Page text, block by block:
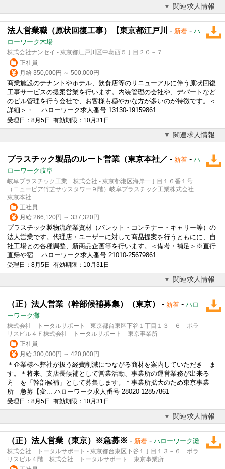
関連求人情報
法人営業職（原状回復工事）【東京都江戸川 - 新着 - ハ
ローワーク木場
株式会社ナンセイ - 東京都江戸川区中葛西５丁目２０－７
正社員
月給 350,000円 ～ 500,000円
商業施設のテナントやホテル、飲食店等のリニューアルに伴う原状回復
工事サービスの提案営業を行います。内装管理の会社や、デパートなど
のビル管理を行う会社で、お客様も穏やかな方が多いのが特徴です。＜
詳細＞・... ハローワーク求人番号 13130-19159861
受理日：8月5日 有効期限：10月31日
関連求人情報
プラスチック製品のルート営業（東京本社／ - 新着 - ハ
ローワーク岐阜
岐阜プラスチック工業 株式会社 - 東京都港区海岸一丁目１６番１号
（ニューピア竹芝サウスタワー９階）岐阜プラスチック工業株式会社
東京本社
正社員
月給 266,120円 ～ 337,320円
プラスチック製物流産業資材（パレット・コンテナー・キャリー等）の
法人営業です。代理店・ユーザーに対して商品提案を行うともにに、自
社工場との各種調整、新商品企画等を行います。＜備考・補足＞※直行
直帰や宿... ハローワーク求人番号 21010-25679861
受理日：8月5日 有効期限：10月31日
関連求人情報
（正）法人営業（幹部候補募集）（東京） - 新着 - ハロ
ーワーク灘
株式会社 トータルサポート - 東京都台東区下谷１丁目１３－６ ポラ
リスビル４Ｆ株式会社 トータルサポート 東京事業所
正社員
月給 300,000円 ～ 420,000円
＊企業様へ弊社が扱う経費削減につながる商材を案内していただき ま
す。＊将来、支店長候補として営業活動、事業所の運営業務が出来る
方 を「幹部候補」として募集します。＊事業所拡大のため東京事業
所 急募【変... ハローワーク求人番号 28020-12857861
受理日：8月5日 有効期限：10月31日
関連求人情報
（正）法人営業（東京）※急募※ - 新着 - ハローワーク灘
株式会社 トータルサポート - 東京都台東区下谷１丁目１３－６ ポラ
リスビル４階 株式会社 トータルサポート 東京事業所